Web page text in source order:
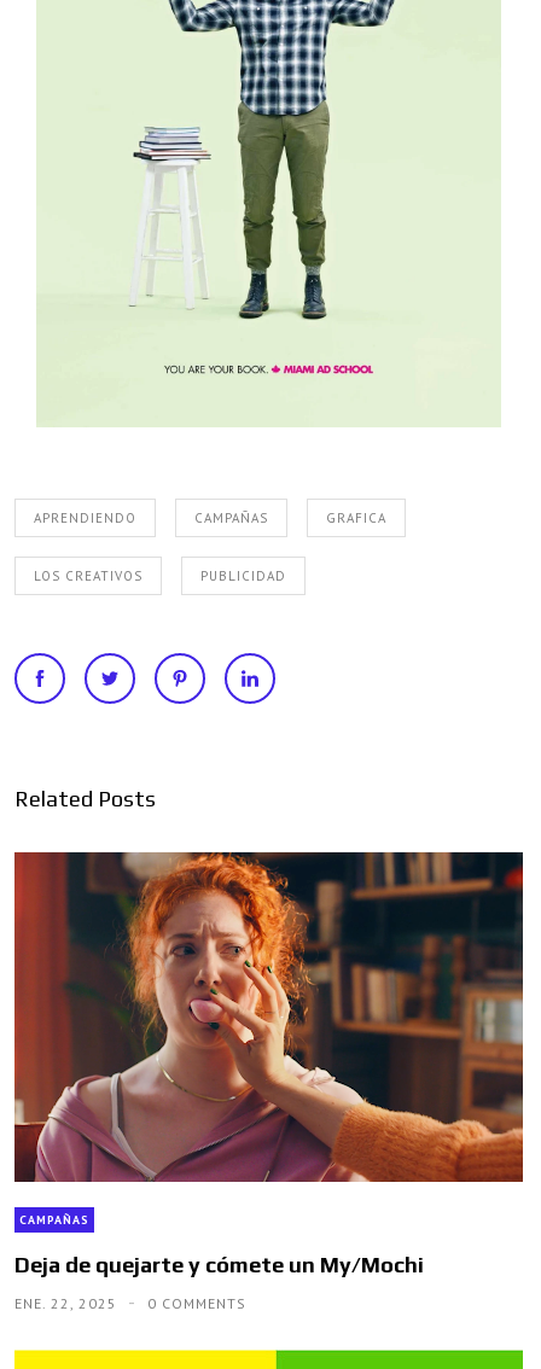
APRENDIENDO CAMPAÑAS GRAFICA
LOS CREATIVOS PUBLICIDAD
Related Posts
CAMPAÑAS
Deja de quejarte y cómete un My/Mochi
ENE. 22, 2025 0 COMMENTS